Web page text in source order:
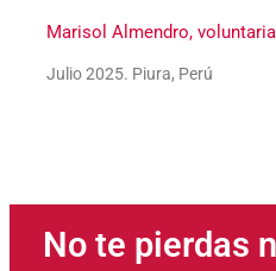
Marisol Almendro,
Julio 2025. Piura, Perú
No te pierdas